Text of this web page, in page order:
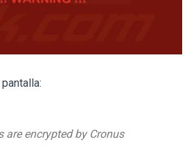
are encrypted by Cronus